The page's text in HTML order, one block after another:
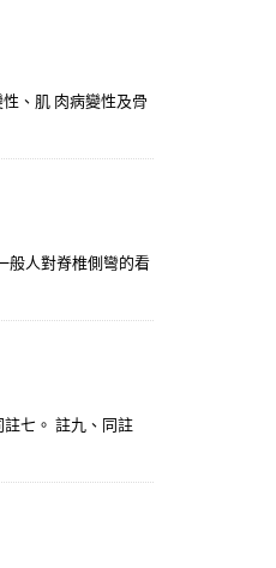
、肌 肉病變性及骨
般人對脊椎側彎的看
七。 註九、同註